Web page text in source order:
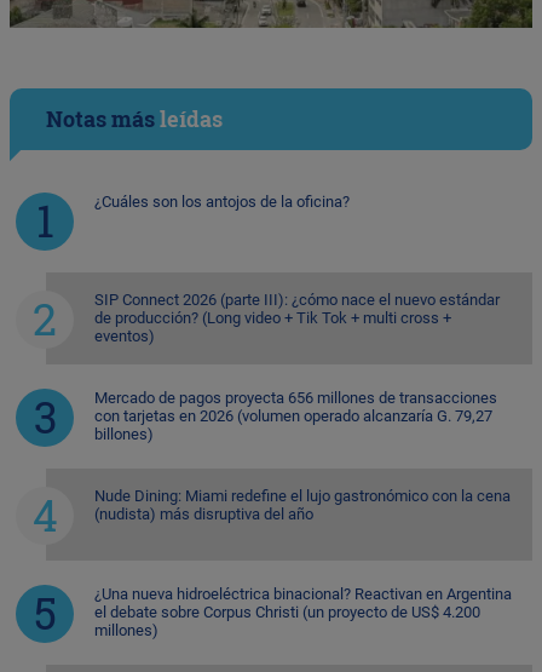
Notas másleídas
¿Cuáles son los antojos de la oficina?
SIP Connect 2026 (parte III): ¿cómo nace el nuevo estándar
de producción? (Long video + Tik Tok + multi cross +
eventos)
Mercado de pagos proyecta 656 millones de transacciones
con tarjetas en 2026 (volumen operado alcanzaría G. 79,27
billones)
Nude Dining: Miami redefine el lujo gastronómico con la cena
(nudista) más disruptiva del año
¿Una nueva hidroeléctrica binacional? Reactivan en Argentina
el debate sobre Corpus Christi (un proyecto de US$ 4.200
millones)